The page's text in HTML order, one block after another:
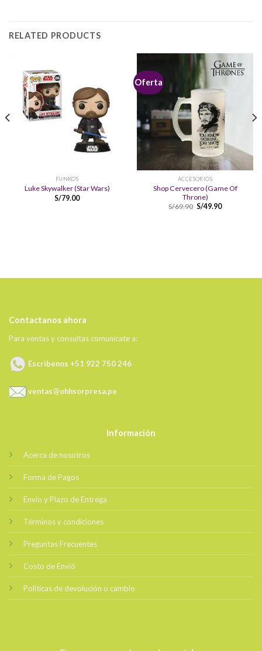
RELATED PRODUCTS
FUNKOS
Luke Skywalker (Star Wars)
S/79.00
Oferta
ACCESORIOS
Shop Cervecero (Game Of
Throne)
S/69.90 S/49.90
Contactanos ahora
Para ventas y consultas comunícate a:
Escribenos +51 922 750 246
ventas@ohhsorpresa.pe
Información
Acerca de nosotros
Forma de Pagos
Envio y Plazo de Entrega
Términos y condiciones
Preguntas Frecuentes
Costo de Envió
Políticas de devolución o cambio